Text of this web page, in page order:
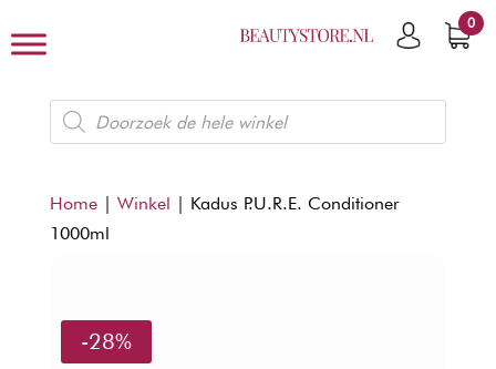
0
Producten
zoeken
Home| Winkel | Kadus P.U.R.E. Conditioner
1000ml
-28%